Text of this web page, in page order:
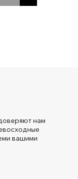
нам
вашими